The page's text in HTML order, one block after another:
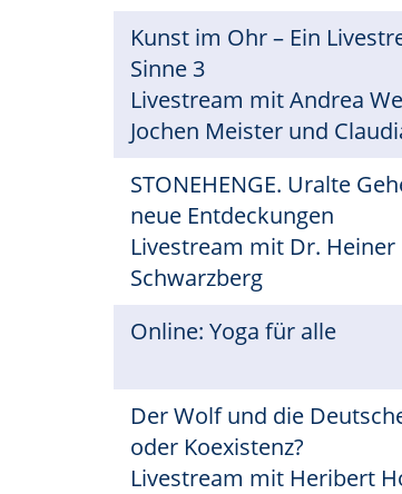
Kunst im Ohr – Ein
Sinne 3
Livestream mit Andrea
Jochen Meister und
STONEHENGE. Uralte
neue Entdeckungen
Livestream mit Dr. Heiner
Schwarzberg
Online: Yoga für alle
Der Wolf und die
oder Koexistenz?
Livestream mit Heribert